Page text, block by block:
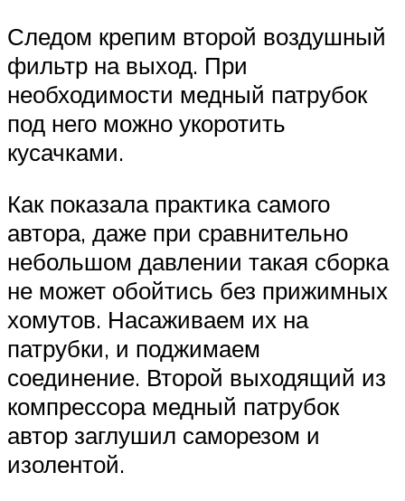
Следом крепим второй воздушный
фильтр на выход. При
необходимости медный патрубок
под него можно укоротить
кусачками.
Как показала практика самого
автора, даже при сравнительно
небольшом давлении такая сборка
не может обойтись без прижимных
хомутов. Насаживаем их на
патрубки, и поджимаем
соединение. Второй выходящий из
компрессора медный патрубок
автор заглушил саморезом и
изолентой.